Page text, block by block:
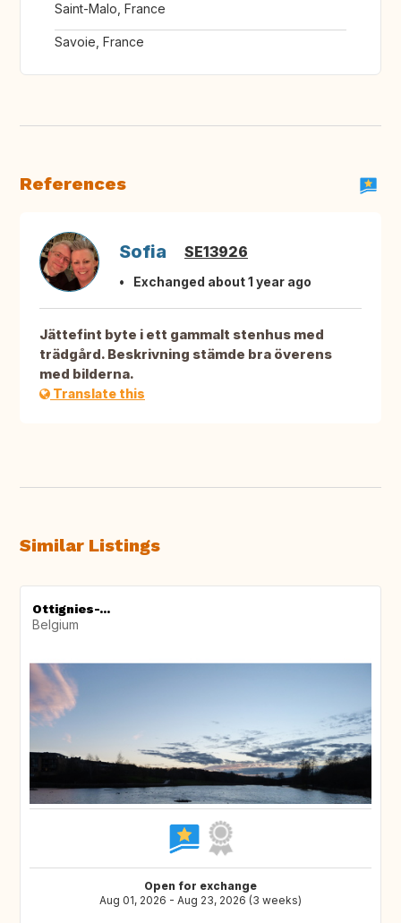
Saint-Malo, France
Savoie, France
References
Sofia SE13926
Exchanged about 1 year ago
Jättefint byte i ett gammalt stenhus med
trädgård. Beskrivning stämde bra överens
med bilderna.
Translate this
Similar Listings
Ottignies-...
Belgium
Open for exchange
Aug 01, 2026 - Aug 23, 2026 (3 weeks)